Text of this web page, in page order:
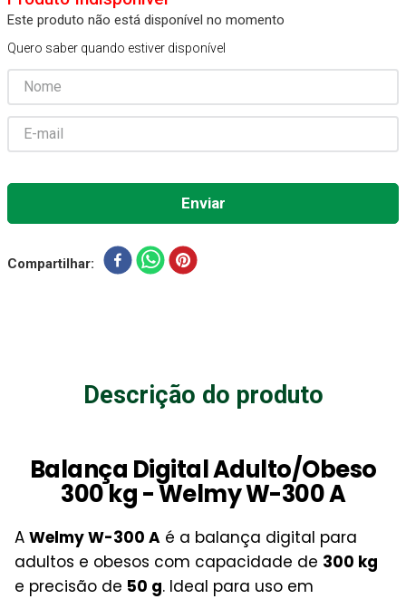
Este produto não está disponível no momento
Quero saber quando estiver disponível
Compartilhar
Descrição do produto
Balança Digital Adulto/Obeso
300 kg - Welmy W-300 A
A Welmy W-300 A é a balança digital para
adultos e obesos com capacidade de 300 kg
e precisão de 50 g. Ideal para uso em
Absorvente Geriatrico
7 º Gaze Esteril
8º Aparelho Pressão
9º Cadeira Banho
10º